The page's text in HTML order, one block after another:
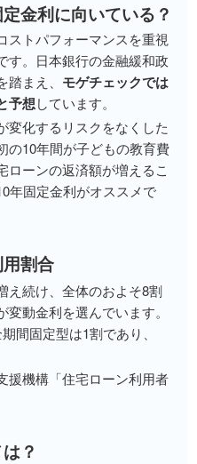
金利に向いている？
ストパフォーマンスを重視
す。日本銀行の金融緩和政
まえ、 モゲチェックでは
予想しています。
変化するリスクをなくした
の10年間が子どもの教育費
ローンの返済額が増えるこ
年固定金利がオススメで
割合
え続け、全体のおよそ8割
動金利を選んでいます。
間固定型は1割であり、
援機構「住宅ローン利用者
？